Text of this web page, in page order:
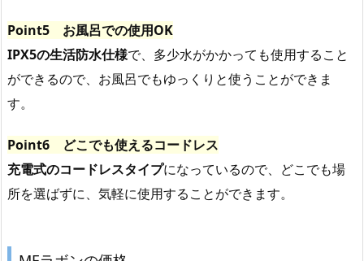
Point5 お風呂での使用OK
IPX5の生活防水仕様で、多少水がかかっても使用すること
ができるので、お風呂でもゆっくりと使うことができま
す。
Point6 どこでも使えるコードレス
充電式のコードレスタイプになっているので、どこでも場
所を選ばずに、気軽に使用することができます。